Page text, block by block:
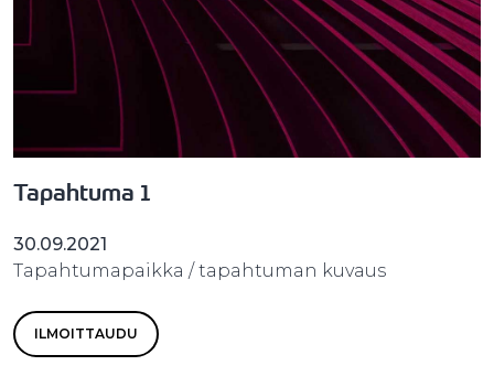
Tapahtuma 1
30.09.2021
Tapahtumapaikka / tapahtuman kuvaus
ILMOITTAUDU